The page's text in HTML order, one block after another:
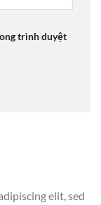
trình duyệt
elit, sed